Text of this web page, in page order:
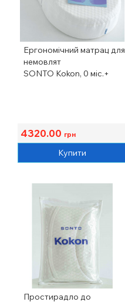
Ергономічний матрац для
немовлят
SONTO Kokon, 0 міс.+
4320.00 грн
Купити
Простирадло до